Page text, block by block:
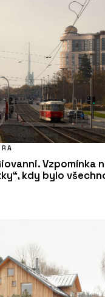
Vzpomínka
kdy bylo